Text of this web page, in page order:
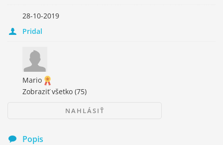
28-10-2019
Pridal
Mario
Zobraziť všetko (75)
NAHLÁSIŤ
Popis